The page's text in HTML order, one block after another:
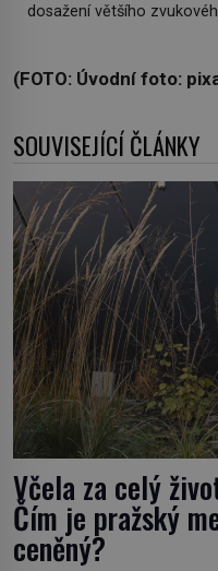
dosažení většího
(FOTO: Úvodní foto:
SOUVISEJÍCÍ ČLÁNKY
Včela za celý
Čím je pražský
ceněný?